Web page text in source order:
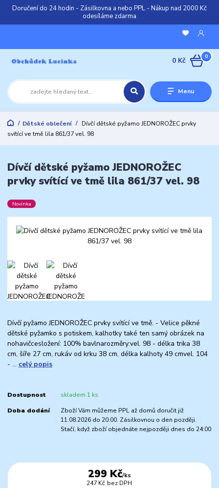
Doručení do 24 hodin - Zásilkovna a nebo PPL - Nákup nad 2000 Kč
odesíláme zdarma
Menu
0
0 Kč
Dětské oblečení
Dívčí dětské pyžamo JEDNOROŽEC prvky
svítící ve tmě lila 861/37 vel. 98
Dívčí dětské pyžamo JEDNOROŽEC
prvky svítící ve tmě lila 861/37 vel. 98
Novinka
Dívčí pyžamo JEDNOROŽEC prvky svítící ve tmě. - Velice pěkné
dětské pyžamko s potiskem, kalhotky také ten samý obrázek na
nohavičcesložení: 100% bavlnarozměry:vel. 98 - délka trika 38
cm, šíře 27 cm, rukáv od krku 38 cm, délka kalhoty 49 cmvel. 104
- ... celý popis
Dostupnost skladem 1 ks
Doba dodání
Zboží Vám můžeme PPL až domů doručit již
11.08.2026 do 20:00. Zásilkovnou o den později.
Stačí, když zboží objednáte nejpozději dnes do 24:00
299 Kč/ks
247 Kč bez DPH